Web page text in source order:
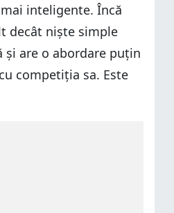
inteligente. Încă
decât niște simple
și are o abordare puțin
competiția sa. Este